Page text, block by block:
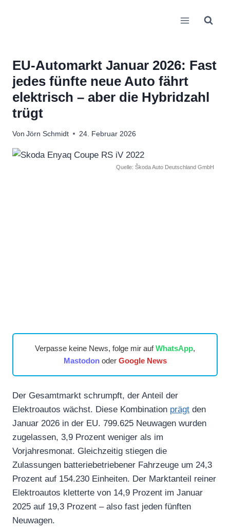
EU-Automarkt Januar 2026: Fast
jedes fünfte neue Auto fährt
elektrisch – aber die Hybridzahl
trügt
Von Jörn Schmidt 24. Februar 2026
Quelle: Škoda Auto Deutschland GmbH
Verpasse keine News, folge mir aufWhatsApp,
Mastodonoder Google News
Der Gesamtmarkt schrumpft, der Anteil der
Elektroautos wächst. Diese Kombination prägt den
Januar 2026 in der EU. 799.625 Neuwagen wurden
zugelassen, 3,9 Prozent weniger als im
Vorjahresmonat. Gleichzeitig stiegen die
Zulassungen batteriebetriebener Fahrzeuge um 24,3
Prozent auf 154.230 Einheiten. Der Marktanteil reiner
Elektroautos kletterte von 14,9 Prozent im Januar
2025 auf 19,3 Prozent – also fast jeden fünften
Neuwagen.